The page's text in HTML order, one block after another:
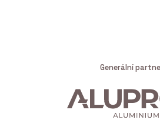
Generální